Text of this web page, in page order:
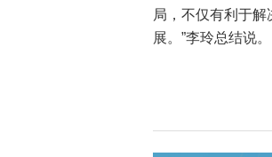
局，不仅有利于
展。”李玲总结说。